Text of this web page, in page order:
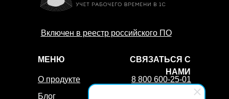
МЕНЮ
О продукте
СВЯЗАТЬСЯ С
НАМИ
8 800 600-25-01
Включен в реестр российского ПО
Блог